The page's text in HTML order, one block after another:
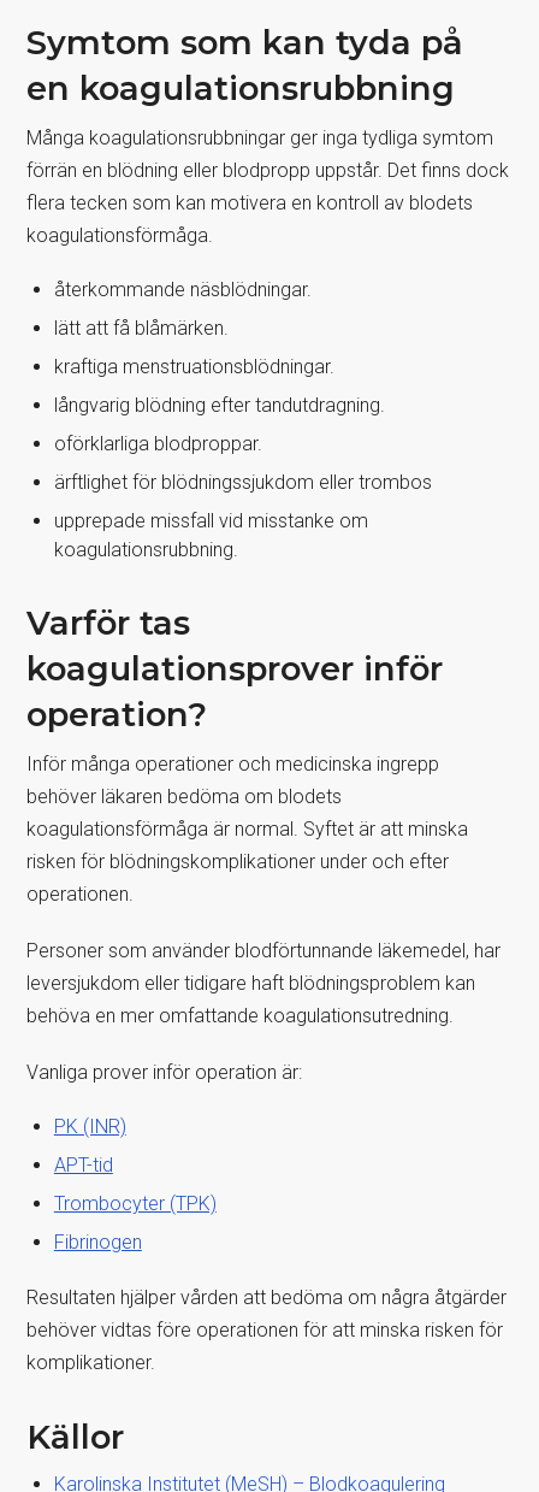
Symtom som kan tyda på
en koagulationsrubbning
Många koagulationsrubbningar ger inga tydliga symtom
förrän en blödning eller blodpropp uppstår. Det finns dock
flera tecken som kan motivera en kontroll av blodets
koagulationsförmåga.
återkommande näsblödningar.
lätt att få blåmärken.
kraftiga menstruationsblödningar.
långvarig blödning efter tandutdragning.
oförklarliga blodproppar.
ärftlighet för blödningssjukdom eller trombos
upprepade missfall vid misstanke om
koagulationsrubbning.
Varför tas
koagulationsprover inför
operation?
Inför många operationer och medicinska ingrepp
behöver läkaren bedöma om blodets
koagulationsförmåga är normal. Syftet är att minska
risken för blödningskomplikationer under och efter
operationen.
Personer som använder blodförtunnande läkemedel, har
leversjukdom eller tidigare haft blödningsproblem kan
behöva en mer omfattande koagulationsutredning.
Vanliga prover inför operation är:
PK (INR)
APT-tid
Trombocyter (TPK)
Fibrinogen
Resultaten hjälper vården att bedöma om några åtgärder
behöver vidtas före operationen för att minska risken för
komplikationer.
Källor
Karolinska Institutet (MeSH) – Blodkoagulering